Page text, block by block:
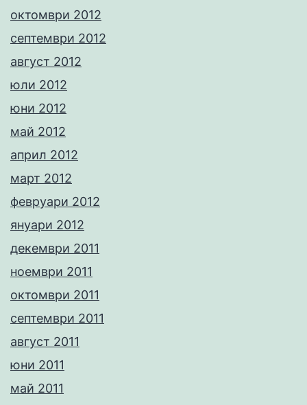
октомври 2012
септември 2012
август 2012
юли 2012
юни 2012
май 2012
април 2012
март 2012
февруари 2012
януари 2012
декември 2011
ноември 2011
октомври 2011
септември 2011
август 2011
юни 2011
май 2011